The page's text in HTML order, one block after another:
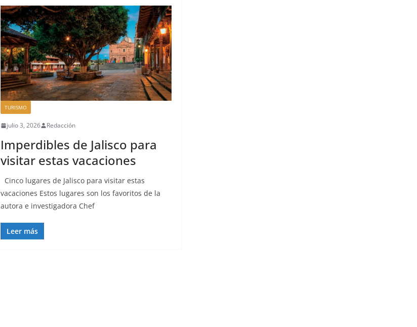
TURISMO
julio 3, 2026 Redacción
Imperdibles de Jalisco para
visitar estas vacaciones
Cinco lugares de Jalisco para visitar estas
vacaciones Estos lugares son los favoritos de la
autora e investigadora Chef
Leer más